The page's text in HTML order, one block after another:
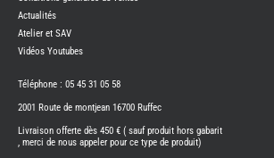
CAMPING-
ITINEO
CAMPING-
OCCASION
Actualités
Atelier et SAV
Vidéos Youtubes
Téléphone : 05 45 31 05 58
2001 Route de montjean 16700 Ruffec
Livraison offerte dès 450 € ( sauf produit hors gabarit
, merci de nous appeler pour ce type de produit)